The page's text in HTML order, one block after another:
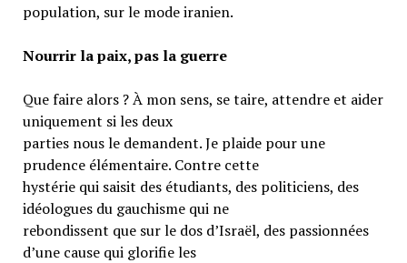
population, sur le mode iranien.
Nourrir la paix, pas la guerre
Que faire alors ? À mon sens, se taire, attendre et aider
uniquement si les deux
parties nous le demandent. Je plaide pour une
prudence élémentaire. Contre cette
hystérie qui saisit des étudiants, des politiciens, des
idéologues du gauchisme qui ne
rebondissent que sur le dos d’Israël, des passionnées
d’une cause qui glorifie les